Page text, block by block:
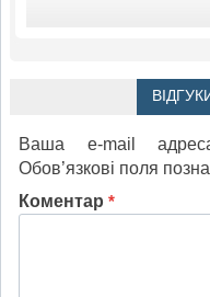
Ваша e-mail
Обов’язкові поля
Коментар *